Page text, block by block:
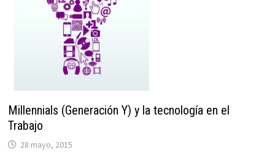
Millennials (Generación Y) y la tecnología en el
Trabajo
28 mayo, 2015